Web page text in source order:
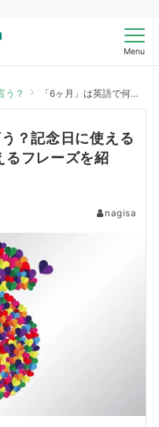
Menu
う？ 「6ヶ月」は英語で何て言う？記念日に使える基本の英語やお祝いに使えるフレーズを紹介！
？記念日に使える
るフレーズを紹
nagisa